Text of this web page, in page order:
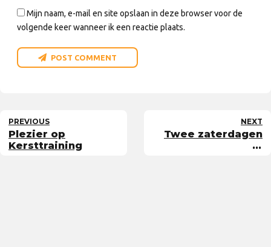
Mijn naam, e-mail en site opslaan in deze browser voor de
volgende keer wanneer ik een reactie plaats.
POST COMMENT
PREVIOUS
Plezier op
Kersttraining
NEXT
Twee zaterdagen
in